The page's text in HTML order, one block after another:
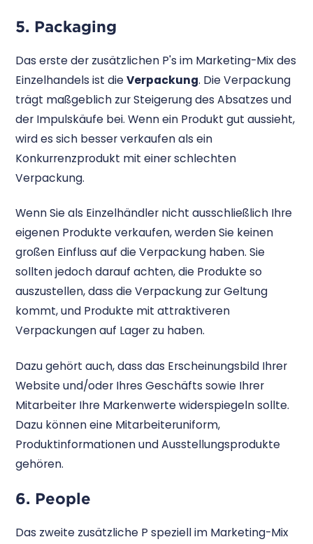
5. Packaging
Das erste der zusätzlichen P's im Marketing-Mix des
Einzelhandels ist dieVerpackung. Die Verpackung
trägt maßgeblich zur Steigerung des Absatzes und
der Impulskäufe bei. Wenn ein Produkt gut aussieht,
wird es sich besser verkaufen als ein
Konkurrenzprodukt mit einer schlechten
Verpackung.
Wenn Sie als Einzelhändler nicht ausschließlich Ihre
eigenen Produkte verkaufen, werden Sie keinen
großen Einfluss auf die Verpackung haben. Sie
sollten jedoch darauf achten, die Produkte so
auszustellen, dass die Verpackung zur Geltung
kommt, und Produkte mit attraktiveren
Verpackungen auf Lager zu haben.
Dazu gehört auch, dass das Erscheinungsbild Ihrer
Website und/oder Ihres Geschäfts sowie Ihrer
Mitarbeiter Ihre Markenwerte widerspiegeln sollte.
Dazu können eine Mitarbeiteruniform,
Produktinformationen und Ausstellungsprodukte
gehören.
6. People
Das zweite zusätzliche P speziell im Marketing-Mix